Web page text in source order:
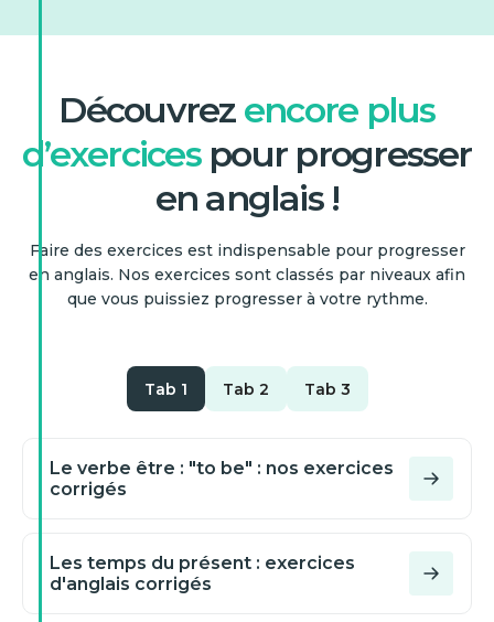
Découvrez encore plus
d’exercicespour progresser
en anglais !
Faire des exercices est indispensable pour progresser
en anglais. Nos exercices sont classés par niveaux afin
que vous puissiez progresser à votre rythme.
Tab 1 Tab 2 Tab 3
Le verbe être : "to be" : nos exercices
corrigés
Les temps du présent : exercices
d'anglais corrigés